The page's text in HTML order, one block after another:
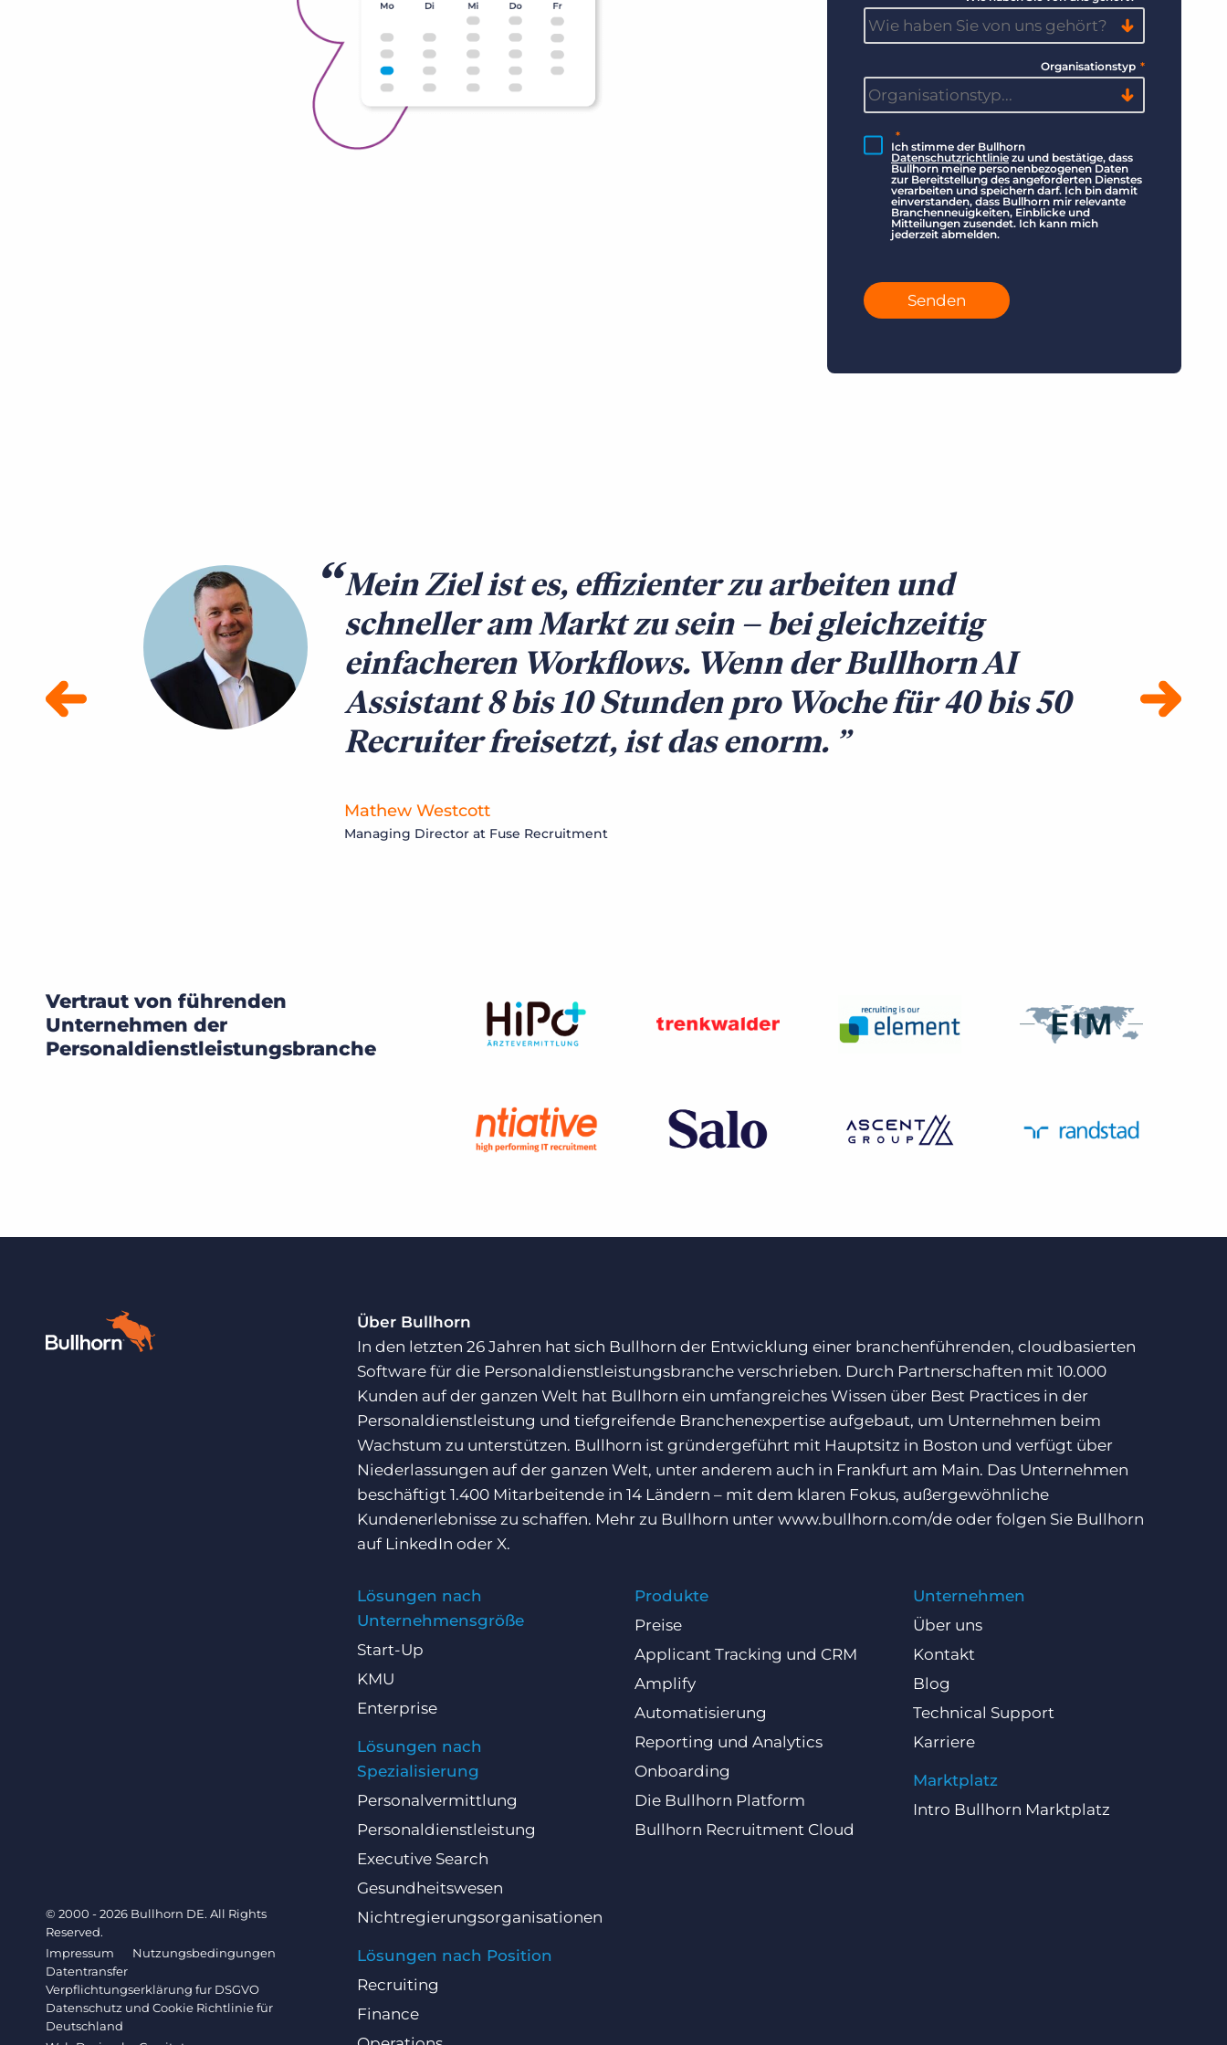
*
Organisationstyp
*
Ich stimme der Bullhorn
Datenschutzrichtlinie zu und bestätige, dass
Bullhorn meine personenbezogenen Daten
zur Bereitstellung des angeforderten Dienstes
verarbeiten und speichern darf. Ich bin damit
einverstanden, dass Bullhorn mir relevante
Branchenneuigkeiten, Einblicke und
Mitteilungen zusendet. Ich kann mich
jederzeit abmelden.
Senden
Mein Ziel ist es, effizienter zu arbeiten und
schneller am Markt zu sein – bei gleichzeitig
einfacheren Workflows. Wenn der Bullhorn AI
Assistant 8 bis 10 Stunden pro Woche für 40 bis 50
Recruiter freisetzt, ist das enorm.
Mathew Westcott
Managing Director at Fuse Recruitment
Vertraut von führenden
Unternehmen der
Personaldienstleistungsbranche
© 2000 - 2026 Bullhorn DE. All Rights
Reserved.
Impressum
Nutzungsbedingungen
Datentransfer
Verpflichtungserklärung fur DSGVO
Datenschutz und Cookie Richtlinie für
Deutschland
Über Bullhorn
In den letzten 26 Jahren hat sich Bullhorn der Entwicklung einer branchenführenden, cloudbasierten
Software für die Personaldienstleistungsbranche verschrieben. Durch Partnerschaften mit 10.000
Kunden auf der ganzen Welt hat Bullhorn ein umfangreiches Wissen über Best Practices in der
Personaldienstleistung und tiefgreifende Branchenexpertise aufgebaut, um Unternehmen beim
Wachstum zu unterstützen. Bullhorn ist gründergeführt mit Hauptsitz in Boston und verfügt über
Niederlassungen auf der ganzen Welt, unter anderem auch in Frankfurt am Main. Das Unternehmen
beschäftigt 1.400 Mitarbeitende in 14 Ländern – mit dem klaren Fokus, außergewöhnliche
Kundenerlebnisse zu schaffen. Mehr zu Bullhorn unter www.bullhorn.com/de oder folgen Sie Bullhorn
auf LinkedIn oder X.
Lösungen nach
Unternehmensgröße
Start-Up
KMU
Enterprise
Lösungen nach
Spezialisierung
Personalvermittlung
Personaldienstleistung
Executive Search
Gesundheitswesen
Nichtregierungsorganisationen
Lösungen nach Position
Recruiting
Finance
Produkte
Preise
Applicant Tracking und CRM
Amplify
Automatisierung
Reporting und Analytics
Onboarding
Die Bullhorn Platform
Bullhorn Recruitment Cloud
Unternehmen
Über uns
Kontakt
Blog
Technical Support
Karriere
Marktplatz
Intro Bullhorn Marktplatz